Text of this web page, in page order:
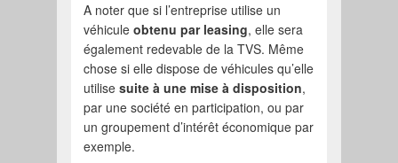
A noter que si l’entreprise utilise un
véhiculeobtenu par leasing, elle sera
également redevable de la TVS. Même
chose si elle dispose de véhicules qu’elle
utilisesuite à une mise à disposition,
par une société en participation, ou par
un groupement d’intérêt économique par
exemple.